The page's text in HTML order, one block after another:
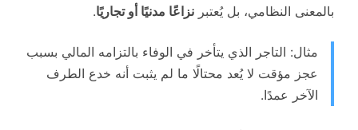
بالمعنى النظامي، بل يُعتبر نزاعًا مدنيًا أو تجاريًا.
مثال: التاجر الذي يتأخر في الوفاء بالتزامه المالي بسبب
عجز مؤقت لا يُعد محتالًا ما لم يثبت أنه خدع الطرف
الآخر عمدًا.